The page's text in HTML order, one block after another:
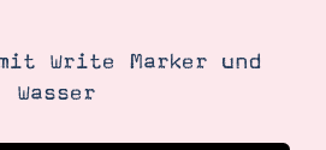
Write Marker und
Wasser